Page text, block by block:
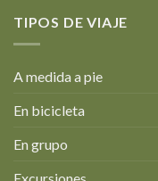
TIPOS DE VIAJE
A medida a pie
En bicicleta
En grupo